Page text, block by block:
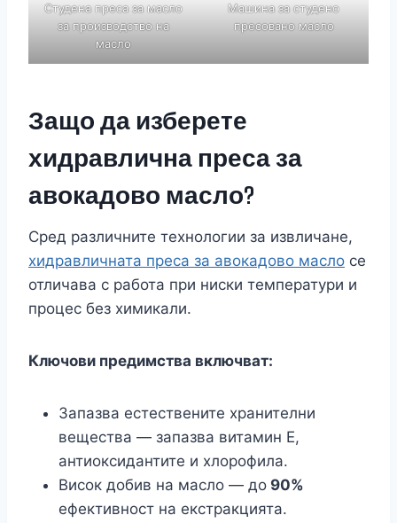
Студена преса за масло
за производство на
масло
Машина за студено
пресовано масло
Защо да изберете
хидравлична преса за
авокадово масло?
Сред различните технологии за извличане,
хидравличната преса за авокадово масло се
отличава с работа при ниски температури и
процес без химикали.
Ключови предимства включват:
Запазва естествените хранителни
вещества — запазва витамин Е,
антиоксидантите и хлорофила.
Висок добив на масло — до 90%
ефективност на екстракцията.